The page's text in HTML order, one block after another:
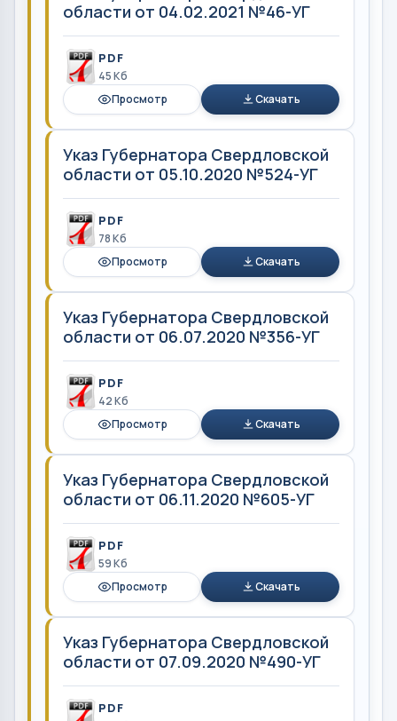
области от 04.02.2021 №46-УГ
PDF
45 Кб
Просмотр
Скачать
Указ Губернатора Свердловской
области от 05.10.2020 №524-УГ
PDF
78 Кб
Просмотр
Скачать
Указ Губернатора Свердловской
области от 06.07.2020 №356-УГ
PDF
42 Кб
Просмотр
Скачать
Указ Губернатора Свердловской
области от 06.11.2020 №605-УГ
PDF
59 Кб
Просмотр
Скачать
Указ Губернатора Свердловской
области от 07.09.2020 №490-УГ
PDF